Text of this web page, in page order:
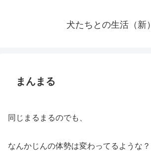
犬たちとの生活（新）
まんまる
同じまるまるのでも、
なんかじんの体勢は変わってるような？